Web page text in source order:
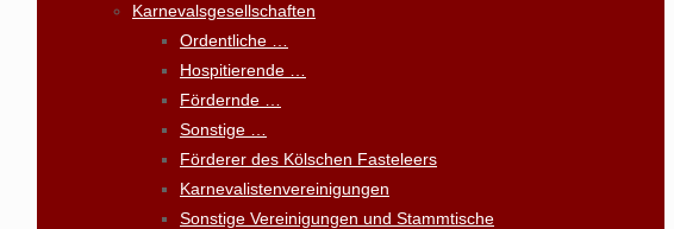
Karnevalsgesellschaften
Ordentliche …
Hospitierende …
Fördernde …
Sonstige …
Förderer des Kölschen Fasteleers
Karnevalistenvereinigungen
Sonstige Vereinigungen und Stammtische